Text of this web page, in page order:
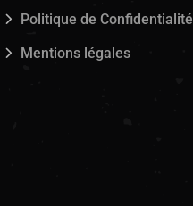
Politique de Confidentialité
Mentions légales